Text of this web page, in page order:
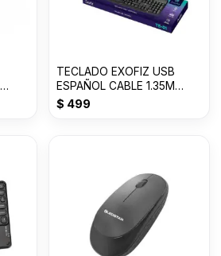
TECLADO EXOFIZ USB
ESPAÑOL CABLE 1.35M
USB2.0 TE-01
$ 499